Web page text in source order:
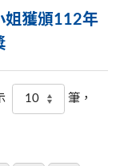
姐獲頒112年
筆，